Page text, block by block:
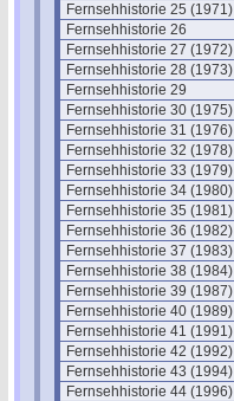
Fernsehhistorie 25 (1971)
Fernsehhistorie 26
Fernsehhistorie 27 (1972)
Fernsehhistorie 28 (1973)
Fernsehhistorie 29
Fernsehhistorie 30 (1975)
Fernsehhistorie 31 (1976)
Fernsehhistorie 32 (1978)
Fernsehhistorie 33 (1979)
Fernsehhistorie 34 (1980)
Fernsehhistorie 35 (1981)
Fernsehhistorie 36 (1982)
Fernsehhistorie 37 (1983)
Fernsehhistorie 38 (1984)
Fernsehhistorie 39 (1987)
Fernsehhistorie 40 (1989)
Fernsehhistorie 41 (1991)
Fernsehhistorie 42 (1992)
Fernsehhistorie 43 (1994)
Fernsehhistorie 44 (1996)